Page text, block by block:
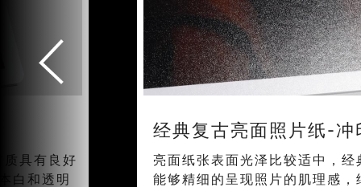
具有良好
白和透明
经典复古亮面照片纸-冲
亮面纸张表面光泽比较适中，经
能够精细的呈现照片的肌理感，